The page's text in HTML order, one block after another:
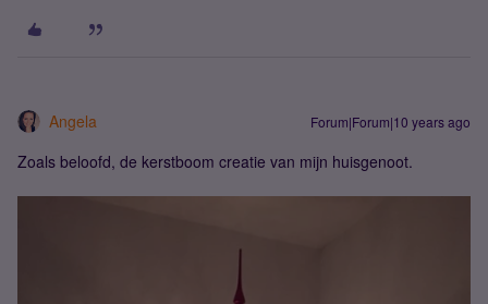
Angela Forum|Forum|10 years ago
Zoals beloofd, de kerstboom creatie van mijn huisgenoot.